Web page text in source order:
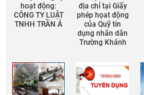
hoạt động:
CÔNG TY LUẬT
TNHH TRẦN Á
địa chỉ tại Giấy
phép họat động
của Quỹ tín
dụng nhân dân
Trường Khánh